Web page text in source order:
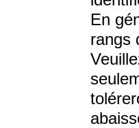
En
rangs